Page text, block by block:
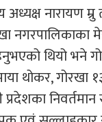
नारायण
थियो भने
थोकर, गोरखा १३
प्रदेशका